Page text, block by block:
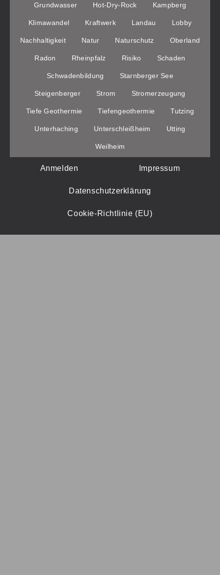
Grundwasser Hot-Dry-Rock Kampberg
Klimawandel Kraftwerk Landau Lobby
Nachhaltigkeit Natur Naturschutz Oberland
Radon Rheinpfalz Risiko Schaden
Schwadenbildung Starnberger See
Steigenberger Strom Stromerzeugung
Tiefe Geothermie Tiefengeothermie Tutzing
Unterhaching Unterschleißheim Utting
Weilheim
Anmelden Impressum
Datenschutzerklärung
Cookie-Richtlinie (EU)